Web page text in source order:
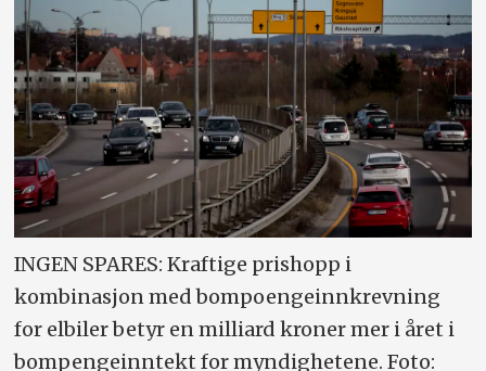
INGEN SPARES: Kraftige prishopp i
kombinasjon med bompoengeinnkrevning
for elbiler betyr en milliard kroner mer i året i
bompengeinntekt for myndighetene. Foto: